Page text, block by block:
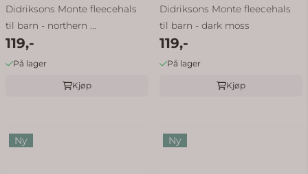
Didriksons Monte fleecehals
til barn - northern ...
119,-
På lager
Kjøp
Didriksons Monte fleecehals
til barn - dark moss
119,-
På lager
Kjøp
Ny Ny